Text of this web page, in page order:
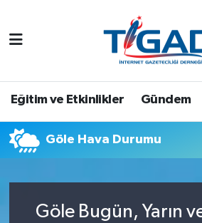
Eğitim ve Etkinlikler Gündem
Göle Hava Durumu
Göle Bugün, Yarın
Nöbetçi Eczaneler